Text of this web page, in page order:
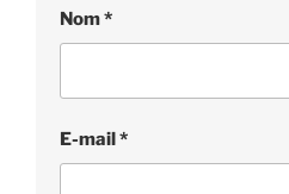
Nom*
E-mail*